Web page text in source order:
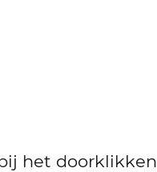
het doorklikken